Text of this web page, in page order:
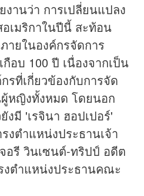
งานว่า การเปลี่ยนแปลง
เมริกาในปีนี้ สะท้อน
ายในองค์กรจัดการ
อบ 100 ปี เนื่องจากเป็น
รที่เกี่ยวข้องกับการจัด
หญิงทั้งหมด โดยนอก
งมี 'เรจินา ฮอปเปอร์'
ตำแหน่งประธานเจ้า
อรี วินเซนต์-ทริปป์ อดีต
งตำแหน่งประธานคณะ